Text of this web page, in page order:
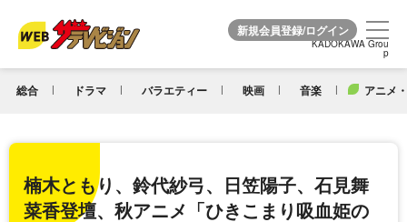
KADOKAWA Grou
p
総合 ドラマ バラエティー 映画 音楽 アニメ
KADOKAWA Grou
p
楠木ともり、鈴代紗弓、日笠陽子、石見舞
菜香登壇、秋アニメ「ひきこまり吸血姫の